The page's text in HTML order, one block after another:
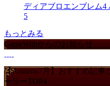
ディアブロエンブレム4
5
もっとみる
GameWithからのお知らせ
【Amazon7月】おすすめ記
ーラーTOP4